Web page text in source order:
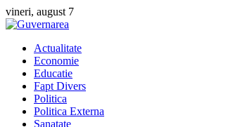
Skip
to
vineri, august 7
Actualitate
Economie
Educatie
Fapt Divers
Politica
Politica Externa
Sanatate